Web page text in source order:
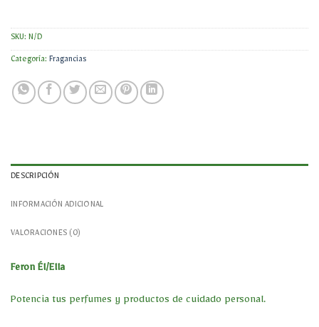
SKU: N/D
Categoría: Fragancias
DESCRIPCIÓN
INFORMACIÓN ADICIONAL
VALORACIONES (0)
Feron Él/Ella
Potencia tus perfumes y productos de cuidado personal.